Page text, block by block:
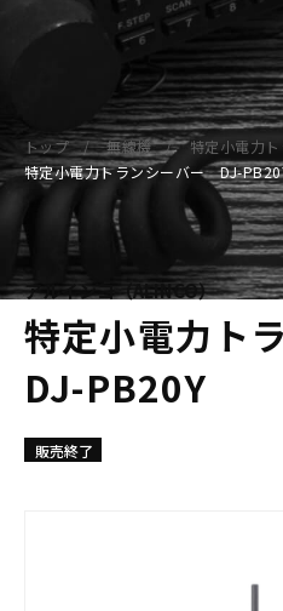
トップ 無線機
特定小電力
特定小電力トランシーバー DJ-
アルインコ（ALINCO）
特定小電力ト
DJ-PB20Y
販売終了